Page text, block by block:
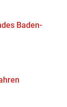
Baden-